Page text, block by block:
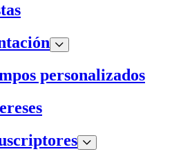
personalizados